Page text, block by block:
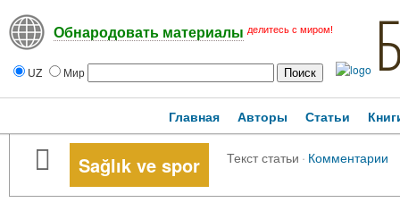
Обнародовать материалы делитесь с миром!
UZ Мир
Главная Авторы Статьи
Sağlık ve spor Текст статьи · Комментарии